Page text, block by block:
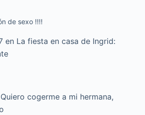
de sexo !!!!
en La fiesta en casa de Ingrid:
Quiero cogerme a mi hermana,